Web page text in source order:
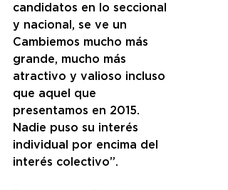
candidatos en lo seccional
y nacional, se ve un
Cambiemos mucho más
grande, mucho más
atractivo y valioso incluso
que aquel que
presentamos en 2015.
Nadie puso su interés
individual por encima del
interés colectivo”.